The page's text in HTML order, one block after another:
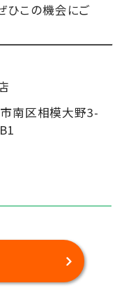
ひこの機会にご
南区相模大野3-